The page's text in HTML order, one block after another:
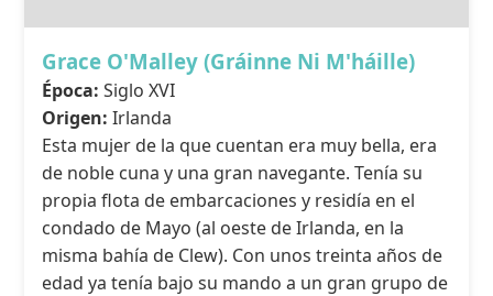
Grace O'Malley (Gráinne Ni M'háille)
Época: Siglo XVI
Origen: Irlanda
Esta mujer de la que cuentan era muy bella, era
de noble cuna y una gran navegante. Tenía su
propia flota de embarcaciones y residía en el
condado de Mayo (al oeste de Irlanda, en la
misma bahía de Clew). Con unos treinta años de
edad ya tenía bajo su mando a un gran grupo de